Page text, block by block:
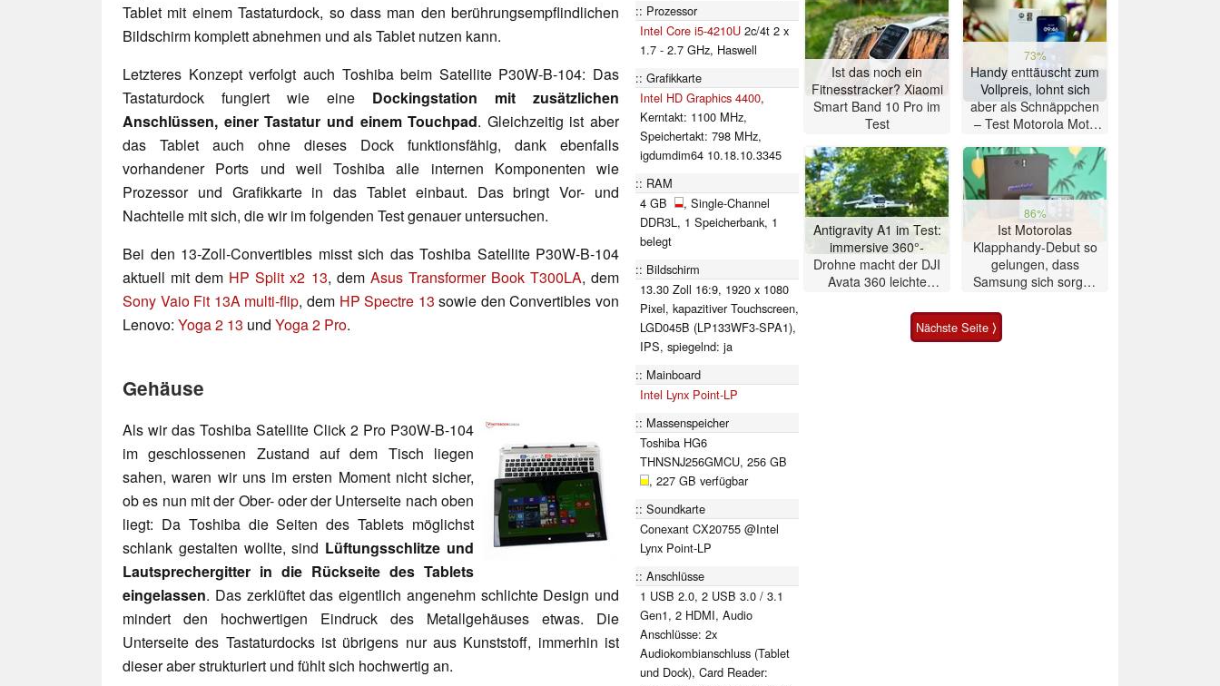
Tablet mit einem Tastaturdock, so dass man den berührungsempflindlichen
Bildschirm komplett abnehmen und als Tablet nutzen kann.
Letzteres Konzept verfolgt auch Toshiba beim Satellite P30W-B-104: Das
Tastaturdock fungiert wie eine Dockingstation mit zusätzlichen
Anschlüssen, einer Tastatur und einem Touchpad. Gleichzeitig ist aber
das Tablet auch ohne dieses Dock funktionsfähig, dank ebenfalls
vorhandener Ports und weil Toshiba alle internen Komponenten wie
Prozessor und Grafikkarte in das Tablet einbaut. Das bringt Vor- und
Nachteile mit sich, die wir im folgenden Test genauer untersuchen.
Bei den 13-Zoll-Convertibles misst sich das Toshiba Satellite P30W-B-104
aktuell mit dem HP Split x2 13, dem Asus Transformer Book T300LA, dem
Sony Vaio Fit 13A multi-flip, dem HP Spectre 13 sowie den Convertibles von
Lenovo: Yoga 2 13 und Yoga 2 Pro.
Gehäuse
Als wir das Toshiba Satellite Click 2 Pro P30W-B-104
im geschlossenen Zustand auf dem Tisch liegen
sahen, waren wir uns im ersten Moment nicht sicher,
ob es nun mit der Ober- oder der Unterseite nach oben
liegt: Da Toshiba die Seiten des Tablets möglichst
schlank gestalten wollte, sind Lüftungsschlitze und
Lautsprechergitter in die Rückseite des Tablets
eingelassen. Das zerklüftet das eigentlich angenehm schlichte Design und
mindert den hochwertigen Eindruck des Metallgehäuses etwas. Die
Unterseite des Tastaturdocks ist übrigens nur aus Kunststoff, immerhin ist
dieser aber strukturiert und fühlt sich hochwertig an.
Prozessor
Intel Core i5-4210U 2c/4t 2 x
1.7 - 2.7 GHz, Haswell
Grafikkarte
Intel HD Graphics 4400,
Kerntakt: 1100 MHz,
Speichertakt: 798 MHz,
igdumdim64 10.18.10.3345
RAM
4 GB
, Single-Channel
DDR3L, 1 Speicherbank, 1
belegt
Bildschirm
13.30 Zoll 16:9, 1920 x 1080
Pixel, kapazitiver Touchscreen,
LGD045B (LP133WF3-SPA1),
IPS, spiegelnd: ja
Mainboard
Intel Lynx Point-LP
Massenspeicher
Toshiba HG6
THNSNJ256GMCU, 256 GB
, 227 GB verfügbar
Soundkarte
Conexant CX20755 @Intel
Lynx Point-LP
Anschlüsse
1 USB 2.0, 2 USB 3.0 / 3.1
Gen1, 2 HDMI, Audio
Anschlüsse: 2x
Audiokombianschluss (Tablet
und Dock), Card Reader:
Ist das noch ein
Fitnesstracker? Xiaomi
Smart Band 10 Pro im
Test
73%
Handy enttäuscht zum
Vollpreis, lohnt sich
aber als Schnäppchen
– Test Motorola Moto
Antigravity A1 im Test:
immersive 360°-
Drohne macht der DJI
Avata 360 leichte
86%
Ist Motorolas
Klapphandy-Debut so
gelungen, dass
Samsung sich sorgen
Smartphone im Test
Nächste Seite ⟩